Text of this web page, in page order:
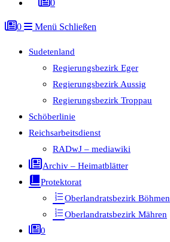
0
0 Menü Schließen
Sudetenland
Regierungsbezirk Eger
Regierungsbezirk Aussig
Regierungsbezirk Troppau
Schöberlinie
Reichsarbeitsdienst
RADwJ – mediawiki
Archiv – Heimatblätter
Protektorat
Oberlandratsbezirk Böhmen
Oberlandratsbezirk Mähren
0